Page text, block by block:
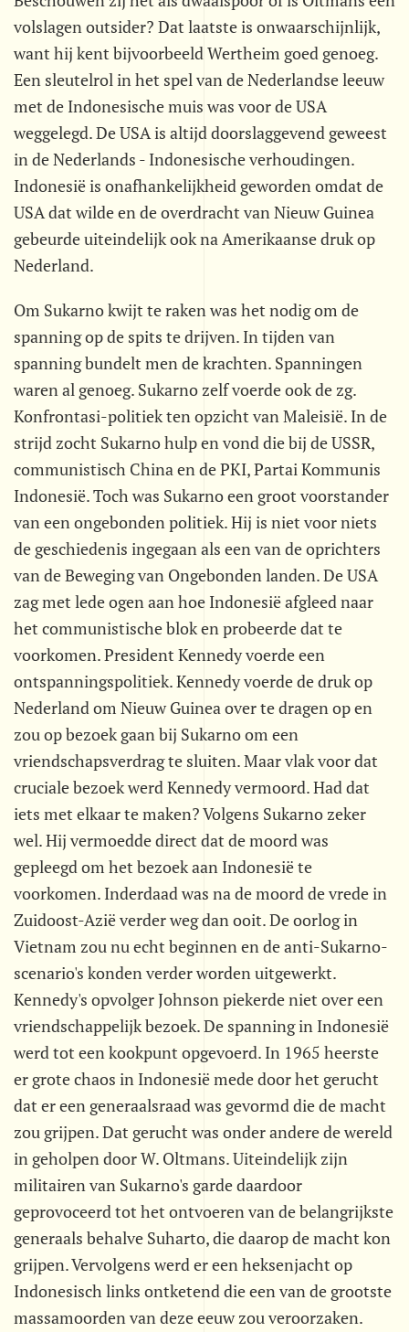
volslagen outsider? Dat laatste is onwaarschijnlijk,
want hij kent bijvoorbeeld Wertheim goed genoeg.
Een sleutelrol in het spel van de Nederlandse leeuw
met de Indonesische muis was voor de USA
weggelegd. De USA is altijd doorslaggevend geweest
in de Nederlands - Indonesische verhoudingen.
Indonesië is onafhankelijkheid geworden omdat de
USA dat wilde en de overdracht van Nieuw Guinea
gebeurde uiteindelijk ook na Amerikaanse druk op
Nederland.
Om Sukarno kwijt te raken was het nodig om de
spanning op de spits te drijven. In tijden van
spanning bundelt men de krachten. Spanningen
waren al genoeg. Sukarno zelf voerde ook de zg.
Konfrontasi-politiek ten opzicht van Maleisië. In de
strijd zocht Sukarno hulp en vond die bij de USSR,
communistisch China en de PKI, Partai Kommunis
Indonesië. Toch was Sukarno een groot voorstander
van een ongebonden politiek. Hij is niet voor niets
de geschiedenis ingegaan als een van de oprichters
van de Beweging van Ongebonden landen. De USA
zag met lede ogen aan hoe Indonesië afgleed naar
het communistische blok en probeerde dat te
voorkomen. President Kennedy voerde een
ontspanningspolitiek. Kennedy voerde de druk op
Nederland om Nieuw Guinea over te dragen op en
zou op bezoek gaan bij Sukarno om een
vriendschapsverdrag te sluiten. Maar vlak voor dat
cruciale bezoek werd Kennedy vermoord. Had dat
iets met elkaar te maken? Volgens Sukarno zeker
wel. Hij vermoedde direct dat de moord was
gepleegd om het bezoek aan Indonesië te
voorkomen. Inderdaad was na de moord de vrede in
Zuidoost-Azië verder weg dan ooit. De oorlog in
Vietnam zou nu echt beginnen en de anti-Sukarno-
scenario's konden verder worden uitgewerkt.
Kennedy's opvolger Johnson piekerde niet over een
vriendschappelijk bezoek. De spanning in Indonesië
werd tot een kookpunt opgevoerd. In 1965 heerste
er grote chaos in Indonesië mede door het gerucht
dat er een generaalsraad was gevormd die de macht
zou grijpen. Dat gerucht was onder andere de wereld
in geholpen door W. Oltmans. Uiteindelijk zijn
militairen van Sukarno's garde daardoor
geprovoceerd tot het ontvoeren van de belangrijkste
generaals behalve Suharto, die daarop de macht kon
grijpen. Vervolgens werd er een heksenjacht op
Indonesisch links ontketend die een van de grootste
massamoorden van deze eeuw zou veroorzaken.